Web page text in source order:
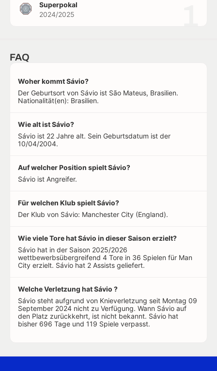
Superpokal
2024/2025
FAQ
Woher kommt Sávio?
Der Geburtsort von Sávio ist São Mateus, Brasilien.
Nationalität(en): Brasilien.
Wie alt ist Sávio?
Sávio ist 22 Jahre alt. Sein Geburtsdatum ist der
10/04/2004.
Auf welcher Position spielt Sávio?
Sávio ist Angreifer.
Für welchen Klub spielt Sávio?
Der Klub von Sávio: Manchester City (England).
Wie viele Tore hat Sávio in dieser Saison erzielt?
Sávio hat in der Saison 2025/2026
wettbewerbsübergreifend 4 Tore in 36 Spielen für Man
City erzielt. Sávio hat 2 Assists geliefert.
Welche Verletzung hat Sávio ?
Sávio steht aufgrund von Knieverletzung seit Montag 09
September 2024 nicht zu Verfügung. Wann Sávio auf
den Platz zurückkehrt, ist nicht bekannt. Sávio hat
bisher 696 Tage und 119 Spiele verpasst.